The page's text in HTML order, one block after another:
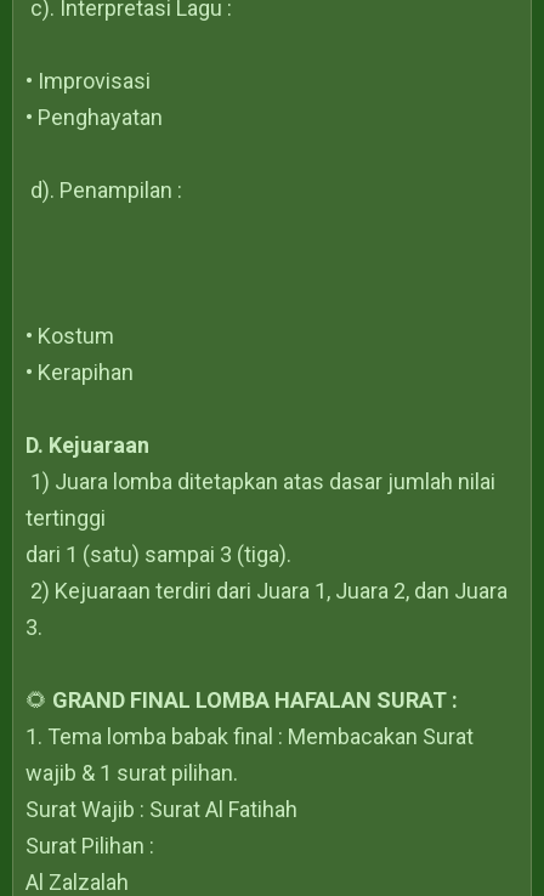
c). Interpretasi Lagu :
• Improvisasi
• Penghayatan
d). Penampilan :
• Kostum
• Kerapihan
D. Kejuaraan
1) Juara lomba ditetapkan atas dasar jumlah nilai
tertinggi
dari 1 (satu) sampai 3 (tiga).
2) Kejuaraan terdiri dari Juara 1, Juara 2, dan Juara
3.
🌻 GRAND FINAL LOMBA HAFALAN SURAT :
1. Tema lomba babak final : Membacakan Surat
wajib & 1 surat pilihan.
Surat Wajib : Surat Al Fatihah
Surat Pilihan :
Al Zalzalah